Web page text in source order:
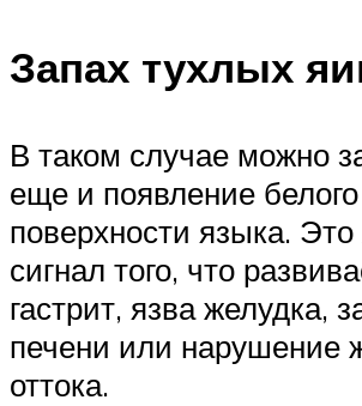
Запах тухлых
В таком случае можно
еще и появление
поверхности языка.
сигнал того, что
гастрит, язва желудка,
печени или нарушение
оттока.